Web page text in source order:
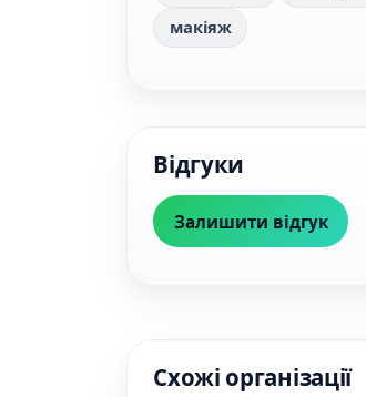
макіяж
Відгуки
Залишити відгук
Схожі організації